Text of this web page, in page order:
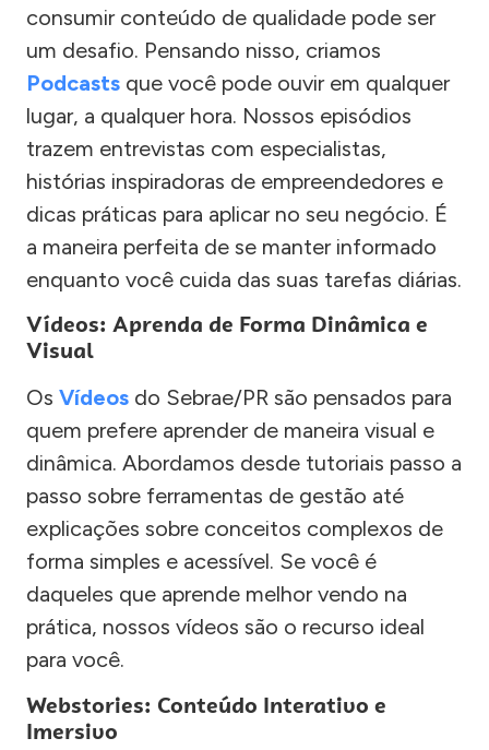
consumir conteúdo de qualidade pode ser
um desafio. Pensando nisso, criamos
Podcasts que você pode ouvir em qualquer
lugar, a qualquer hora. Nossos episódios
trazem entrevistas com especialistas,
histórias inspiradoras de empreendedores e
dicas práticas para aplicar no seu negócio. É
a maneira perfeita de se manter informado
enquanto você cuida das suas tarefas diárias.
Vídeos: Aprenda de Forma Dinâmica e
Visual
Os Vídeos do Sebrae/PR são pensados para
quem prefere aprender de maneira visual e
dinâmica. Abordamos desde tutoriais passo a
passo sobre ferramentas de gestão até
explicações sobre conceitos complexos de
forma simples e acessível. Se você é
daqueles que aprende melhor vendo na
prática, nossos vídeos são o recurso ideal
para você.
Webstories: Conteúdo Interativo e
Imersivo